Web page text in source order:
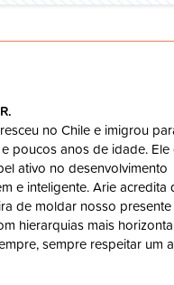
no Chile e imigrou
poucos anos de idade. Ele
ativo no desenvolvimento
e inteligente. Arie acredita
de moldar nosso
hierarquias mais
sempre respeitar um